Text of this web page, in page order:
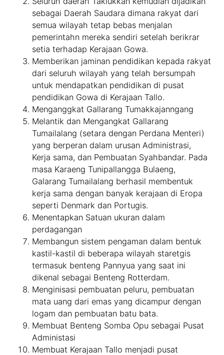
sebagai Daerah Saudara dimana rakyat dari
semua wilayah tetap bebas menjalan
pemerintahn mereka sendiri setelah berikrar
setia terhadap Kerajaan Gowa.
Memberikan jaminan pendidikan kepada rakyat
dari seluruh wilayah yang telah bersumpah
untuk mendapatkan pendidikan di pusat
pendidikan Gowa di Kerajaan Tallo.
Menganggkat Gallarang Tumakkajanngang
Melantik dan Mengangkat Gallarang
Tumailalang (setara dengan Perdana Menteri)
yang berperan dalam urusan Administrasi,
Kerja sama, dan Pembuatan Syahbandar. Pada
masa Karaeng Tunipallangga Bulaeng,
Galarang Tumailalang berhasil membentuk
kerja sama dengan banyak kerajaan di Eropa
seperti Denmark dan Portugis.
Menentapkan Satuan ukuran dalam
perdagangan
Membangun sistem pengaman dalam bentuk
kastil-kastil di beberapa wilayah staretgis
termasuk benteng Pannyua yang saat ini
dikenal sebagai Benteng Rotterdam.
Menginisasi pembuatan peluru, pembuatan
mata uang dari emas yang dicampur dengan
logam dan pembuatan batu bata.
Membuat Benteng Somba Opu sebagai Pusat
Administasi
Membuat Kerajaan Tallo menjadi pusat